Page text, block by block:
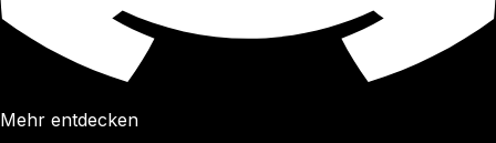
Mehr entdecken